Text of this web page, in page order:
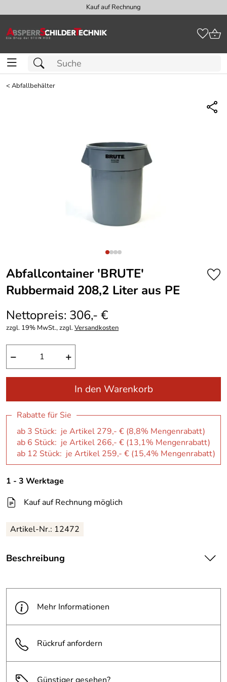
Kauf auf Rechnung
<Abfallbehälter
Abfallcontainer ′BRUTE′
Rubbermaid 208,2 Liter aus PE
Nettopreis: 306,- €
zzgl. 19% MwSt., zzgl.Versandkosten
− +
In den Warenkorb
Rabatte für Sie
ab 3 Stück: je Artikel 279,- € (8,8% Mengenrabatt)
ab 6 Stück: je Artikel 266,- € (13,1% Mengenrabatt)
ab 12 Stück: je Artikel 259,- € (15,4% Mengenrabatt)
1 - 3 Werktage
Kauf auf Rechnung möglich
Artikel-Nr.: 12472
Beschreibung
Maße (ø x Höhe): 673 x 838 mm
Material:Polyethylen
vielseitig einsetzbarer, robuster Rubbermaid Container
rostfrei, kratz- und stoßfest; kälte- und
formbeständiger, bruchfester Kunststoff
Mehr Informationen
Rückruf anfordern